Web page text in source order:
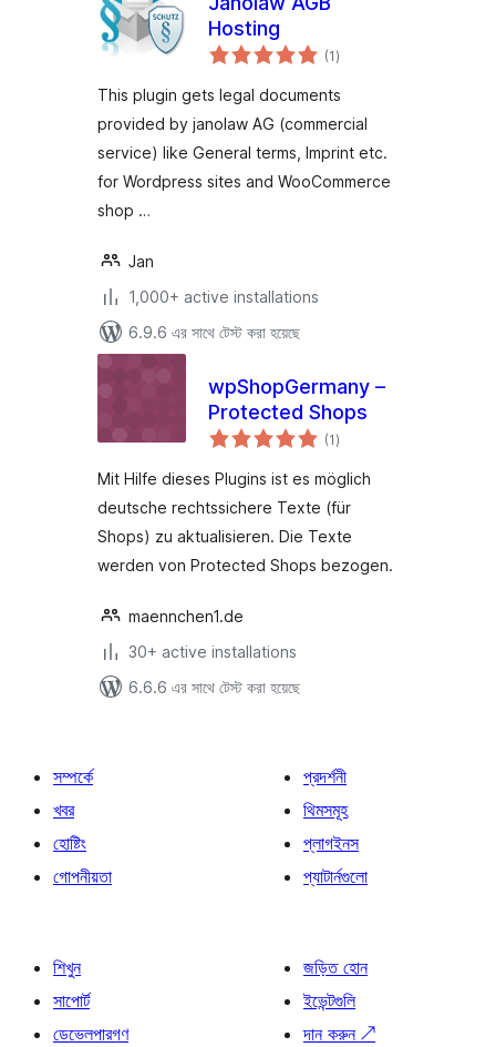
Hosting
(1total
ratings
)
This plugin gets legal documents
provided by janolaw AG (commercial
service) like General terms, Imprint etc.
for Wordpress sites and WooCommerce
shop …
Jan
1,000+ active installations
6.9.6 এর সাথে টেস্ট করা হয়েছে
wpShopGermany –
Protected Shops
(1total
ratings
)
Mit Hilfe dieses Plugins ist es möglich
deutsche rechtssichere Texte (für
Shops) zu aktualisieren. Die Texte
werden von Protected Shops bezogen.
maennchen1.de
30+ active installations
6.6.6 এর সাথে টেস্ট করা হয়েছে
সম্পর্কে
খবর
হোষ্টিং
গোপনীয়তা
প্রদর্শনী
থিমসমূহ
প্লাগইনস
প্যাটার্নগুলো
শিখুন
সাপোর্ট
ডেভেলপারগণ
জড়িত হোন
ইভেন্টগুলি
দান করুন ↗